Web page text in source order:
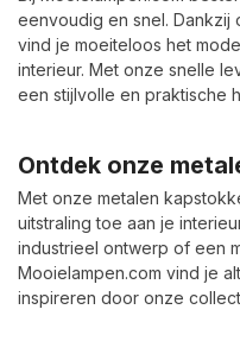
eenvoudig en snel.
vind je moeiteloos het
interieur. Met onze snelle
een stijlvolle en praktische
Ontdek onze
Met onze metalen
uitstraling toe aan je
industrieel ontwerp of een
Mooielampen.com vind je
inspireren door onze